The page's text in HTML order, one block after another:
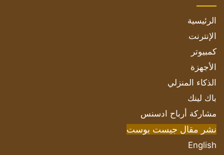
الرئيسية
الإنترنت
كمبيوتر
الأجهزة
الذكاء المنزلي
باك لينك
مشاركة أرباح ادسنس
نشر مقال جيست بوست
English